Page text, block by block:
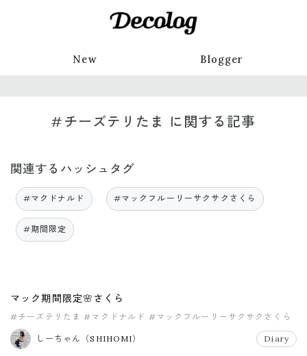
New Blogger
#チーズテリたま に関する記事
関連するハッシュタグ
#マクドナルド #マックフルーリーサクサクさくら
#期間限定
マック期間限定🌸さくら
#チーズテリたま #マクドナルド #マックフルーリーサクサクさくら
#期間限定
しーちゃん（SHIHOMI）
Diary